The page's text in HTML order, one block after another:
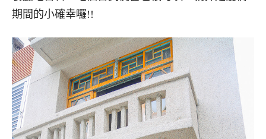
期間的小確幸囉!!